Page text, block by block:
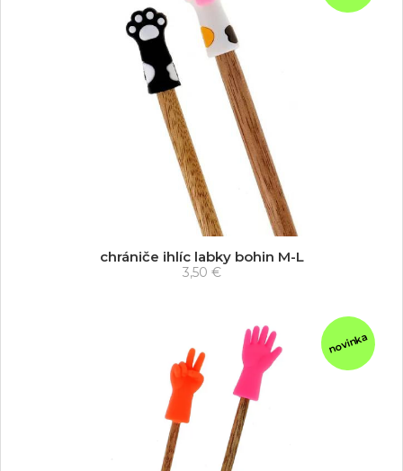
chrániče ihlíc labky bohin M-L
3,50 €
novinka